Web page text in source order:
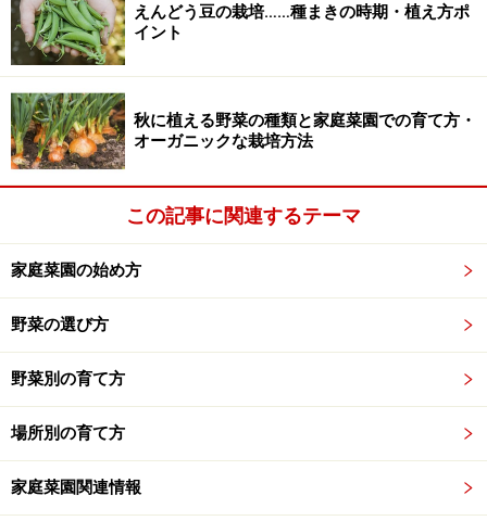
えんどう豆の栽培……種まきの時期・植え方ポ
イント
秋に植える野菜の種類と家庭菜園での育て方・
オーガニックな栽培方法
この記事に関連するテーマ
家庭菜園の始め方
野菜の選び方
野菜別の育て方
場所別の育て方
家庭菜園関連情報